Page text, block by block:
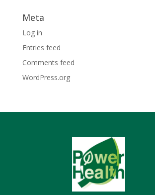
Meta
Log in
Entries feed
Comments feed
WordPress.org